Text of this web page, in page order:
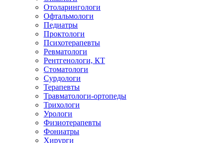
Отоларингологи
Офтальмологи
Педиатры
Проктологи
Психотерапевты
Ревматологи
Рентгенологи, КТ
Стоматологи
Сурдологи
Терапевты
Травматологи-ортопеды
Трихологи
Урологи
Физиотерапевты
Фониатры
Хирурги